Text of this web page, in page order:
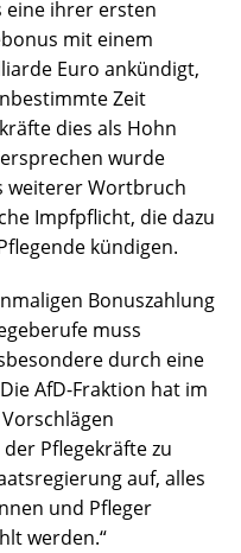
eine ihrer ersten
mit einem
Euro ankündigt,
Zeit
dies als Hohn
wurde
weiterer Wortbruch
Impfpflicht, die dazu
kündigen.
Bonuszahlung
muss
durch eine
AfD-Fraktion hat im
Pflegekräfte zu
auf, alles
und Pfleger
werden.“